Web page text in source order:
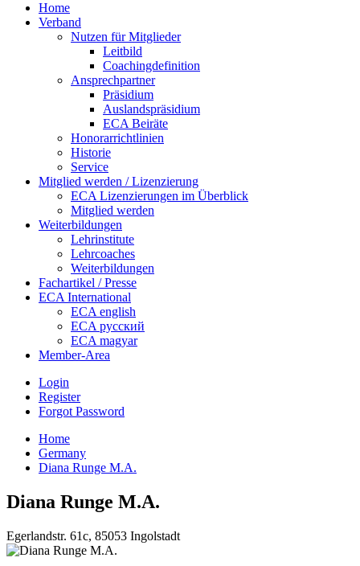
Home
Verband
Nutzen für Mitglieder
Leitbild
Coachingdefinition
Ansprechpartner
Präsidium
Auslandspräsidium
ECA Beiräte
Honorarrichtlinien
Historie
Service
Mitglied werden / Lizenzierung
ECA Lizenzierungen im Überblick
Mitglied werden
Weiterbildungen
Lehrinstitute
Lehrcoaches
Weiterbildungen
Fachartikel / Presse
ECA International
ECA english
ECA русский
ECA magyar
Member-Area
Login
Register
Forgot Password
Home
Germany
Diana Runge M.A.
Diana Runge M.A.
Egerlandstr. 61c, 85053 Ingolstadt